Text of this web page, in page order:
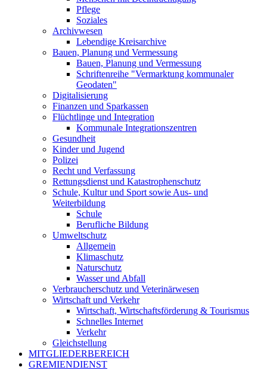
Pflege
Soziales
Archivwesen
Lebendige Kreisarchive
Bauen, Planung und Vermessung
Bauen, Planung und Vermessung
Schriftenreihe "Vermarktung kommunaler
Geodaten"
Digitalisierung
Finanzen und Sparkassen
Flüchtlinge und Integration
Kommunale Integrationszentren
Gesundheit
Kinder und Jugend
Polizei
Recht und Verfassung
Rettungsdienst und Katastrophenschutz
Schule, Kultur und Sport sowie Aus- und
Weiterbildung
Schule
Berufliche Bildung
Umweltschutz
Allgemein
Klimaschutz
Naturschutz
Wasser und Abfall
Verbraucherschutz und Veterinärwesen
Wirtschaft und Verkehr
Wirtschaft, Wirtschaftsförderung & Tourismus
Schnelles Internet
Verkehr
Gleichstellung
MITGLIEDERBEREICH
GREMIENDIENST